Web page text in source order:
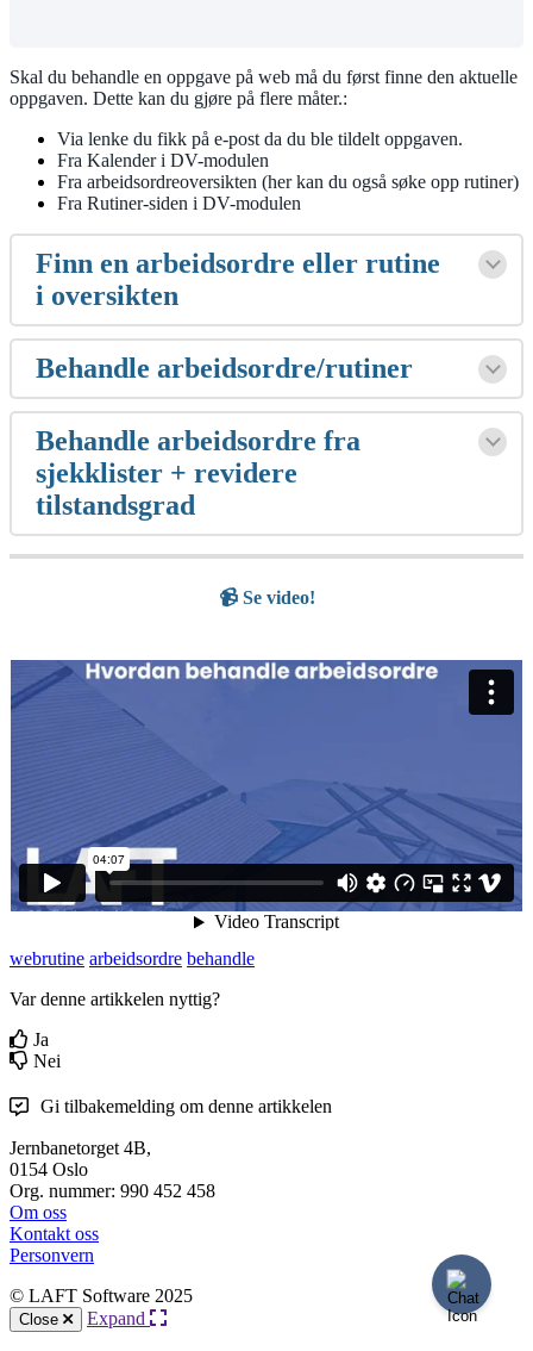
Skal du behandle en oppgave på web må du først finne den aktuelle
oppgaven. Dette kan du gjøre på flere måter.:
Via lenke du fikk på e-post da du ble tildelt oppgaven.
Fra Kalender i DV-modulen
Fra arbeidsordreoversikten (her kan du også søke opp rutiner)
Fra Rutiner-siden i DV-modulen
Finn en arbeidsordre eller rutine
i oversikten
Behandle arbeidsordre/rutiner
Behandle arbeidsordre fra
sjekklister + revidere
tilstandsgrad
📹 Se video!
webrutine arbeidsordre behandle
Var denne artikkelen nyttig?
Ja
Nei
Gi tilbakemelding om denne artikkelen
Jernbanetorget 4B,
0154 Oslo
Org. nummer: 990 452 458
Om oss
Kontakt oss
Personvern
© LAFT Software 2025
Close Expand